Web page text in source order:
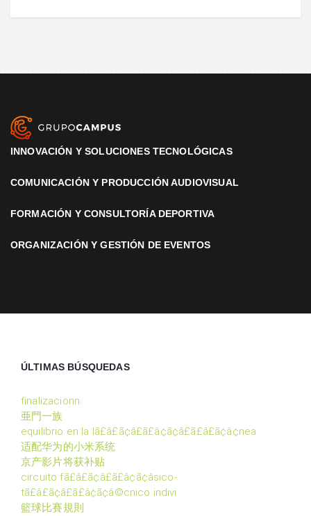
INNOVACIÓN Y SOLUCIONES TECNOLÓGICAS
COMUNICACIÓN Y PRODUCCIÓN AUDIOVISUAL
FORMACIÓN Y CONSULTORÍA DEPORTIVA
ORGANIZACIÓN Y GESTIÓN DE EVENTOS
ÚLTIMAS BÚSQUEDAS
finalizacionn
亜門一族
equilibrio en la lã£â£ã¢â£ã£â¢ã¢â£ã£â£ã¢â¢nea
适配华为的小米系统
京产影片将获补贴
circuito fã£â£ã¢â£ã£â¢ã¢âsico-
tã£â£ã¢â£ã£â¢ã¢â©cnico indivi
籃球比賽規則